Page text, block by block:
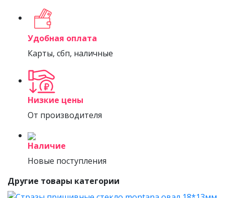
Удобная оплата
Карты, сбп, наличные
Низкие цены
От производителя
Наличие
Новые поступления
Другие товары категории